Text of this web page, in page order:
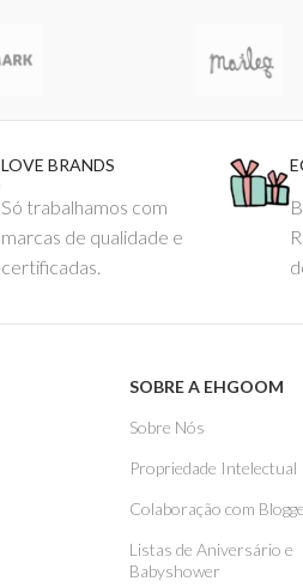
LOVE BRANDS
Só trabalhamos com
marcas de qualidade e
certificadas.
SOBRE A EHGOOM
Sobre Nós
Propriedade Intelectual
Colaboração com
Listas de Aniversário e
Babyshower